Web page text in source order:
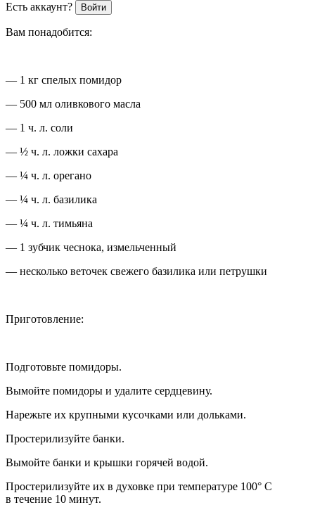
Есть аккаунт? Войти
Вам понадобится:
— 1 кг спелых помидор
— 500 мл оливкового масла
— 1 ч. л. соли
— ½ ч. л. ложки сахара
— ¼ ч. л. орегано
— ¼ ч. л. базилика
— ¼ ч. л. тимьяна
— 1 зубчик чеснока, измельченный
— несколько веточек свежего базилика или петрушки
Приготовление:
Подготовьте помидоры.
Вымойте помидоры и удалите сердцевину.
Нарежьте их крупными кусочками или дольками.
Простерилизуйте банки.
Вымойте банки и крышки горячей водой.
Простерилизуйте их в духовке при температуре 100° C
в течение 10 минут.